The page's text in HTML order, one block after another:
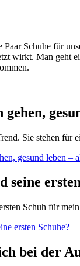
Paar Schuhe für
wirkt. Man geht
Sie stehen
gesund leben –
Schuh für
ersten Schuhe?
bei der